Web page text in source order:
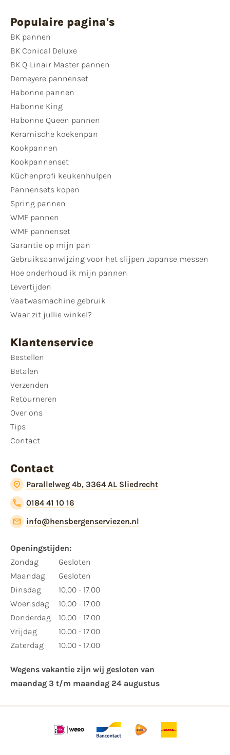
Populaire pagina's
BK pannen
BK Conical Deluxe
BK Q-Linair Master pannen
Demeyere pannenset
Habonne pannen
Habonne King
Habonne Queen pannen
Keramische koekenpan
Kookpannen
Kookpannenset
Küchenprofi keukenhulpen
Pannensets kopen
Spring pannen
WMF pannen
WMF pannenset
Garantie op mijn pan
Gebruiksaanwijzing voor het slijpen Japanse messen
Hoe onderhoud ik mijn pannen
Levertijden
Vaatwasmachine gebruik
Waar zit jullie winkel?
Klantenservice
Bestellen
Betalen
Verzenden
Retourneren
Over ons
Tips
Contact
Contact
Parallelweg 4b, 3364 AL Sliedrecht
0184 41 10 16
info@hensbergenserviezen.nl
Openingstijden:​
​Zondag
Maandag
Dinsdag
Woensdag
Donderdag
Vrijdag
Zaterdag
Gesloten
Gesloten
10.00 - 17.00
10.00 - 17.00
10.00 - 17.00
10.00 - 17.00
10.00 - 17.00
Wegens vakantie zijn wij gesloten van ​
maandag 3 t/m maandag 24 augustus